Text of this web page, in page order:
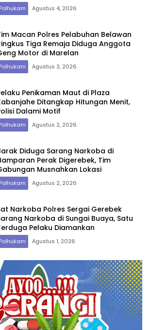
Polhukam Agustus 4, 2026
Macan Polres Pelabuhan Belawan
Tiga Remaja Diduga Anggota
Motor di Marelan
Polhukam Agustus 3, 2026
Penikaman Maut di Plaza
Ditangkap Hitungan Menit,
Dalami Motif
Polhukam Agustus 2, 2026
Diduga Sarang Narkoba di
Perak Digerebek, Tim
Musnahkan Lokasi
Polhukam Agustus 2, 2026
Narkoba Polres Sergai Gerebek
Narkoba di Sungai Buaya, Satu
Pelaku Diamankan
Polhukam Agustus 1, 2026